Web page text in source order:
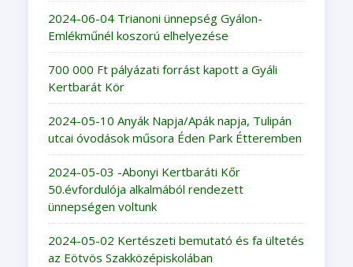
2024-06-04 Trianoni ünnepség Gyálon-
Emlékműnél koszorú elhelyezése
700 000 Ft pályázati forrást kapott a Gyáli
Kertbarát Kör
2024-05-10 Anyák Napja/Apák napja, Tulipán
utcai óvodások műsora Éden Park Étteremben
2024-05-03 -Abonyi Kertbaráti Kőr
50.évfordulója alkalmából rendezett
ünnepségen voltunk
2024-05-02 Kertészeti bemutató és fa ültetés
az Eötvös Szakközépiskolában